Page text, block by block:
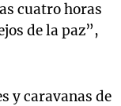
cuatro horas
de la paz”,
y caravanas de